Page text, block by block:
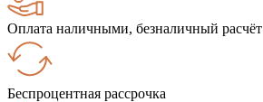
Оплата наличными, безналичный расчёт
Беспроцентная рассрочка